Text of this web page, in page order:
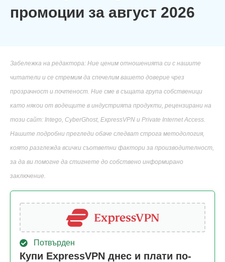
промоции за август 2026
Забележка на редактора: Ние ценим отношенията си с нашите
читатели и се стремим да спечелим вашето доверие чрез
прозрачност и почтеност. Ние сме в същата група собственици
като някои от водещите в индустрията продукти, рецензирани на
този сайт: Intego, CyberGhost, ExpressVPN и Private Internet Access.
Нашите подробни прегледи обаче следват строга методология,
която разглежда всички съответни фактори за производителност,
за да ви помогне да стигнете до собствено информирано
заключение.
Потвърден
Купи ExpressVPN днес и плати по-